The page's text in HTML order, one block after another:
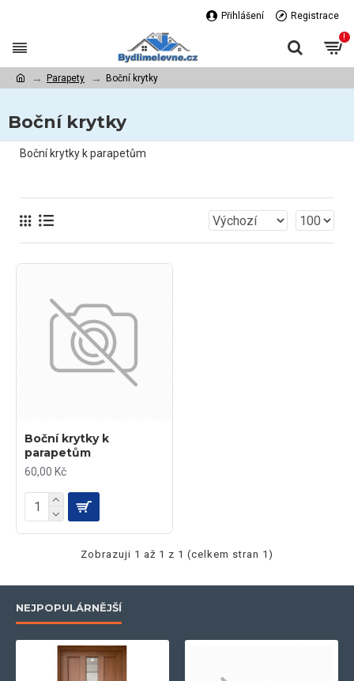
Přihlášení Registrace
!
Parapety Boční krytky
Boční krytky
Boční krytky k parapetům
Boční krytky k
parapetům
60,00 Kč
Zobrazuji 1 až 1 z 1 (celkem stran 1)
NEJPOPULÁRNĚJŠÍ